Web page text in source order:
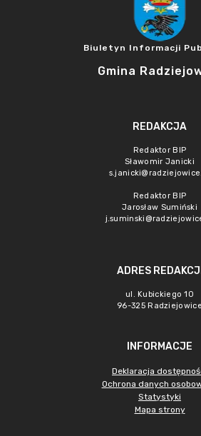
Biuletyn Informacji
Gmina
REDAKCJA
Redaktor BIP
Sławomir Janicki
Redaktor BIP
Jarosław Sumiński
ADRES REDAKCJI
ul. Kubickiego 10
96-325 Radziejowice
INFORMACJE
Deklaracja
Ochrona danych
Statystyki
Mapa strony